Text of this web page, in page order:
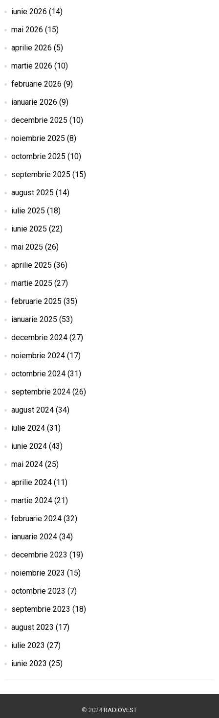
iunie 2026 (14)
mai 2026 (15)
aprilie 2026 (5)
martie 2026 (10)
februarie 2026 (9)
ianuarie 2026 (9)
decembrie 2025 (10)
noiembrie 2025 (8)
octombrie 2025 (10)
septembrie 2025 (15)
august 2025 (14)
iulie 2025 (18)
iunie 2025 (22)
mai 2025 (26)
aprilie 2025 (36)
martie 2025 (27)
februarie 2025 (35)
ianuarie 2025 (53)
decembrie 2024(27)
noiembrie 2024(17)
octombrie 2024(31)
septembrie 2024(26)
august 2024(34)
iulie 2024(31)
iunie 2024(43)
mai 2024(25)
aprilie 2024(11)
martie 2024(21)
februarie 2024(32)
ianuarie 2024(34)
decembrie 2023 (19)
noiembrie 2023 (15)
octombrie 2023 (7)
septembrie 2023 (18)
august 2023 (17)
iulie 2023 (27)
iunie 2023 (25)
© 2024RADIOVEST